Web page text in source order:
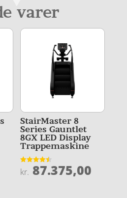
varer
StairMaster 8
Series Gauntlet
8GX LED Display
Trappemaskine
Vurderet
4.5
kr. 87.375,00